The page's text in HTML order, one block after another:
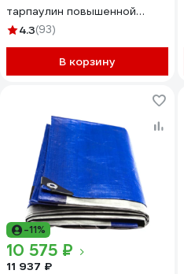
тарпаулин повышенной
плотности строительный,
УФ-стабилизация, синий/
зеленый GAVIAL 1932
4.3(93)
В корзину
-11%
10 575 ₽
11 937 ₽